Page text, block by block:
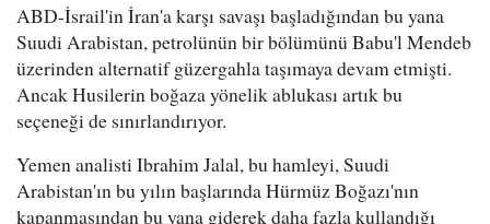
ABD-İsrail'in İran'a karşı savaşı başladığından bu yana
Suudi Arabistan, petrolünün bir bölümünü Babu'l Mendeb
üzerinden alternatif güzergahla taşımaya devam etmişti.
Ancak Husilerin boğaza yönelik ablukası artık bu
seçeneği de sınırlandırıyor.
Yemen analisti Ibrahim Jalal, bu hamleyi, Suudi
Arabistan'ın bu yılın başlarında Hürmüz Boğazı'nın
kapanmasından bu yana giderek daha fazla kullandığı